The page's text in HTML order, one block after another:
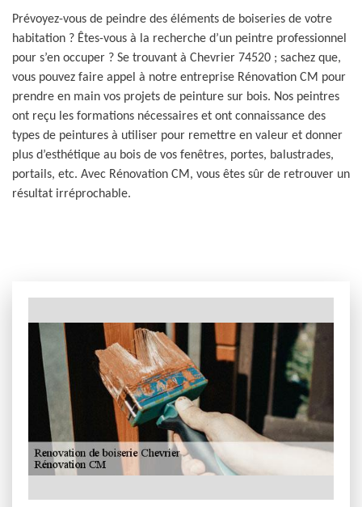
Prévoyez-vous de peindre des éléments de boiseries de votre
habitation ? Êtes-vous à la recherche d’un peintre professionnel
pour s’en occuper ? Se trouvant à Chevrier 74520 ; sachez que,
vous pouvez faire appel à notre entreprise Rénovation CM pour
prendre en main vos projets de peinture sur bois. Nos peintres
ont reçu les formations nécessaires et ont connaissance des
types de peintures à utiliser pour remettre en valeur et donner
plus d’esthétique au bois de vos fenêtres, portes, balustrades,
portails, etc. Avec Rénovation CM, vous êtes sûr de retrouver un
résultat irréprochable.